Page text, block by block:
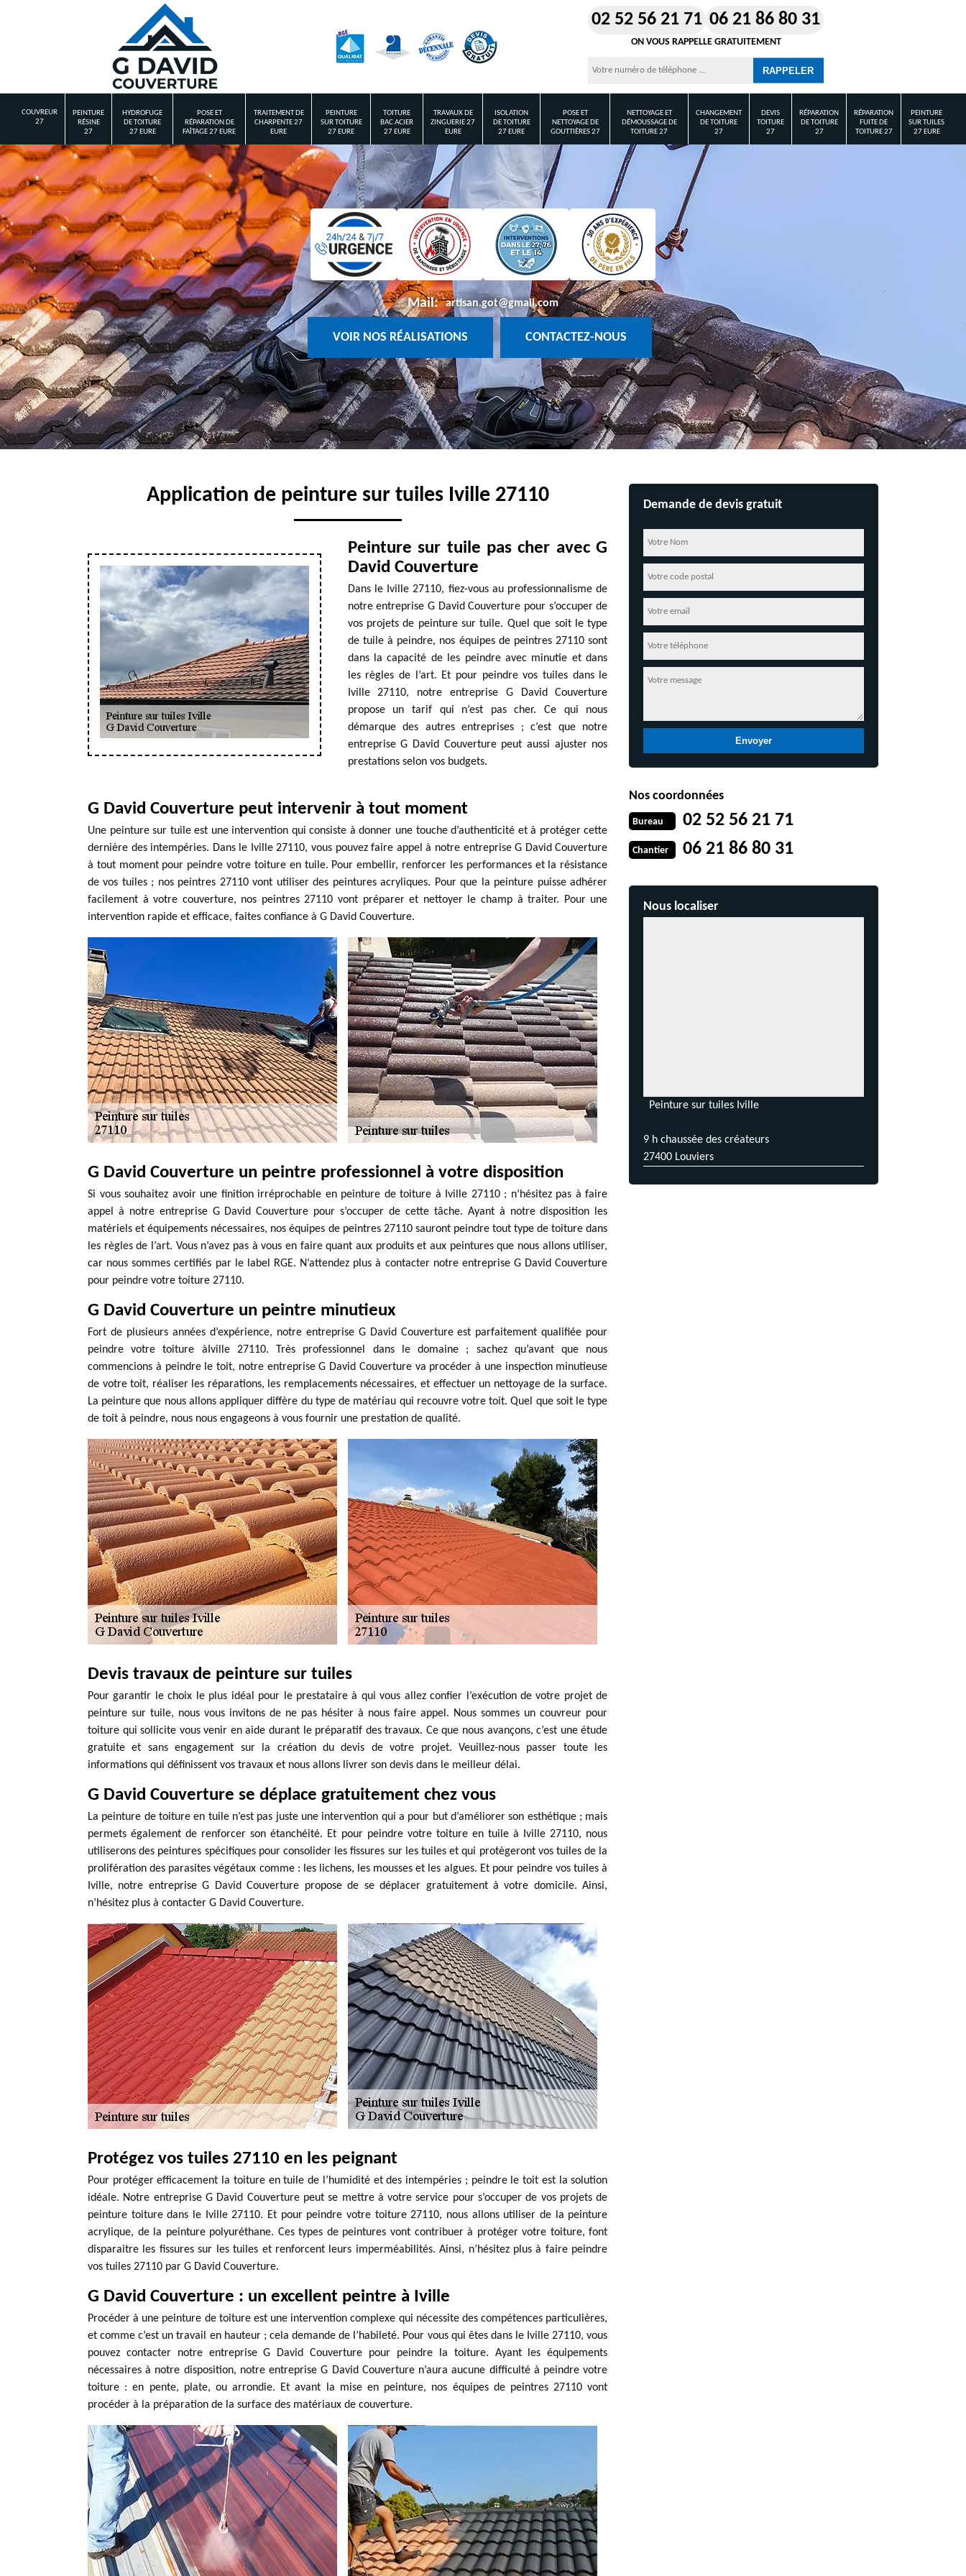
02 52 56 21 71 06 21 86 80 31
ON VOUS RAPPELLE GRATUITEMENT
COUVREUR
27
PEINTURE
RÉSINE
27
HYDROFUGE
DE TOITURE
27 EURE
POSE ET
RÉPARATION DE
FAÎTAGE 27 EURE
TRAITEMENT DE
CHARPENTE 27
EURE
PEINTURE
SUR TOITURE
27 EURE
TOITURE
BAC ACIER
27 EURE
TRAVAUX DE
ZINGUERIE 27
EURE
ISOLATION
DE TOITURE
27 EURE
POSE ET
NETTOYAGE DE
GOUTTIÈRES 27
NETTOYAGE ET
DÉMOUSSAGE DE
TOITURE 27
CHANGEMENT
DE TOITURE
27
DEVIS
TOITURE
27
RÉPARATION
DE TOITURE
27
RÉPARATION
FUITE DE
TOITURE 27
PEINTURE
SUR TUILES
27 EURE
Mail: artisan.got@gmail.com
VOIR NOS RÉALISATIONS CONTACTEZ-NOUS
Application de peinture sur tuiles Iville 27110
Peinture sur tuile pas cher avec G
David Couverture
Dans le Iville 27110, fiez-vous au professionnalisme de
notre entreprise G David Couverture pour s’occuper de
vos projets de peinture sur tuile. Quel que soit le type
de tuile à peindre, nos équipes de peintres 27110 sont
dans la capacité de les peindre avec minutie et dans
les règles de l’art. Et pour peindre vos tuiles dans le
Iville 27110, notre entreprise G David Couverture
propose un tarif qui n’est pas cher. Ce qui nous
démarque des autres entreprises ; c’est que notre
entreprise G David Couverture peut aussi ajuster nos
prestations selon vos budgets.
G David Couverture peut intervenir à tout moment
Une peinture sur tuile est une intervention qui consiste à donner une touche d’authenticité et à protéger cette
dernière des intempéries. Dans le Iville 27110, vous pouvez faire appel à notre entreprise G David Couverture
à tout moment pour peindre votre toiture en tuile. Pour embellir, renforcer les performances et la résistance
de vos tuiles ; nos peintres 27110 vont utiliser des peintures acryliques. Pour que la peinture puisse adhérer
facilement à votre couverture, nos peintres 27110 vont préparer et nettoyer le champ à traiter. Pour une
intervention rapide et efficace, faites confiance à G David Couverture.
G David Couverture un peintre professionnel à votre disposition
Si vous souhaitez avoir une finition irréprochable en peinture de toiture à Iville 27110 ; n’hésitez pas à faire
appel à notre entreprise G David Couverture pour s’occuper de cette tâche. Ayant à notre disposition les
matériels et équipements nécessaires, nos équipes de peintres 27110 sauront peindre tout type de toiture dans
les règles de l’art. Vous n’avez pas à vous en faire quant aux produits et aux peintures que nous allons utiliser,
car nous sommes certifiés par le label RGE. N’attendez plus à contacter notre entreprise G David Couverture
pour peindre votre toiture 27110.
G David Couverture un peintre minutieux
Fort de plusieurs années d’expérience, notre entreprise G David Couverture est parfaitement qualifiée pour
peindre votre toiture àIville 27110. Très professionnel dans le domaine ; sachez qu’avant que nous
commencions à peindre le toit, notre entreprise G David Couverture va procéder à une inspection minutieuse
de votre toit, réaliser les réparations, les remplacements nécessaires, et effectuer un nettoyage de la surface.
La peinture que nous allons appliquer diffère du type de matériau qui recouvre votre toit. Quel que soit le type
de toit à peindre, nous nous engageons à vous fournir une prestation de qualité.
Devis travaux de peinture sur tuiles
Pour garantir le choix le plus idéal pour le prestataire à qui vous allez confier l’exécution de votre projet de
peinture sur tuile, nous vous invitons de ne pas hésiter à nous faire appel. Nous sommes un couvreur pour
toiture qui sollicite vous venir en aide durant le préparatif des travaux. Ce que nous avançons, c’est une étude
gratuite et sans engagement sur la création du devis de votre projet. Veuillez-nous passer toute les
informations qui définissent vos travaux et nous allons livrer son devis dans le meilleur délai.
G David Couverture se déplace gratuitement chez vous
La peinture de toiture en tuile n’est pas juste une intervention qui a pour but d’améliorer son esthétique ; mais
permets également de renforcer son étanchéité. Et pour peindre votre toiture en tuile à Iville 27110, nous
utiliserons des peintures spécifiques pour consolider les fissures sur les tuiles et qui protègeront vos tuiles de la
prolifération des parasites végétaux comme : les lichens, les mousses et les algues. Et pour peindre vos tuiles à
Iville, notre entreprise G David Couverture propose de se déplacer gratuitement à votre domicile. Ainsi,
n’hésitez plus à contacter G David Couverture.
Protégez vos tuiles 27110 en les peignant
Pour protéger efficacement la toiture en tuile de l’humidité et des intempéries ; peindre le toit est la solution
idéale. Notre entreprise G David Couverture peut se mettre à votre service pour s’occuper de vos projets de
peinture toiture dans le Iville 27110. Et pour peindre votre toiture 27110, nous allons utiliser de la peinture
acrylique, de la peinture polyuréthane. Ces types de peintures vont contribuer à protéger votre toiture, font
disparaitre les fissures sur les tuiles et renforcent leurs imperméabilités. Ainsi, n’hésitez plus à faire peindre
vos tuiles 27110 par G David Couverture.
G David Couverture : un excellent peintre à Iville
Procéder à une peinture de toiture est une intervention complexe qui nécessite des compétences particulières,
et comme c’est un travail en hauteur ; cela demande de l’habileté. Pour vous qui êtes dans le Iville 27110, vous
pouvez contacter notre entreprise G David Couverture pour peindre la toiture. Ayant les équipements
nécessaires à notre disposition, notre entreprise G David Couverture n’aura aucune difficulté à peindre votre
toiture : en pente, plate, ou arrondie. Et avant la mise en peinture, nos équipes de peintres 27110 vont
procéder à la préparation de la surface des matériaux de couverture.
Demande de devis gratuit
Nos coordonnées
Bureau 02 52 56 21 71
Chantier 06 21 86 80 31
Nous localiser
Peinture sur tuiles Iville
9 h chaussée des créateurs
27400 Louviers